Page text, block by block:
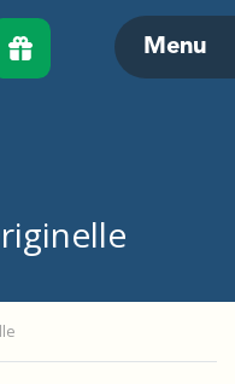
Menu